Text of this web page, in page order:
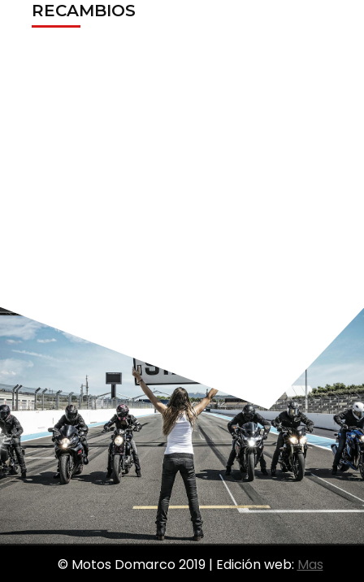
RECAMBIOS
© Motos Domarco 2019 | Edición web: Mas